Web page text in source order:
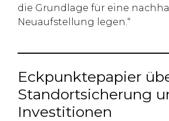
die Grundlage für eine
Neuaufstellung legen.“
Eckpunktepapier
Standortsicherung
Investitionen